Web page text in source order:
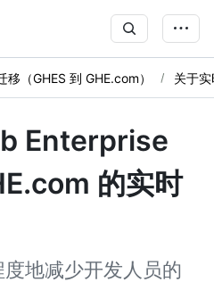
移（GHES 到 GHE.com） 关于
Enterprise
的实时
地减少开发人员的